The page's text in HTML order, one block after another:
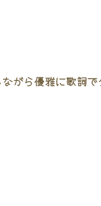
ながら優雅に歌詞